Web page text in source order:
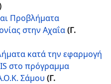
Προβλήματα
στην Αχαΐα(Γ.
κατά την εφαρμογή
στο πρόγραμμα
Σάμου (Γ.